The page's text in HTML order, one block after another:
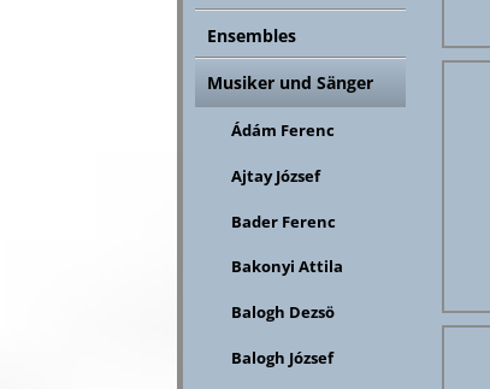
Ensembles
Musiker und Sänger
Ádám Ferenc
Ajtay József
Bader Ferenc
Bakonyi Attila
Balogh Dezsö
Balogh József